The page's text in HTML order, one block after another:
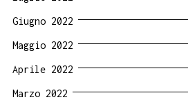
Giugno 2022
Maggio 2022
Aprile 2022
Marzo 2022